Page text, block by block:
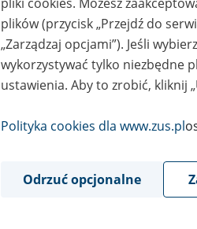
26 2025
Informujemy, że 27 maja
plików (przycisk „Przejdź do
„Zarządzaj opcjami”). Jeśli
wykorzystywać tylko niezbędne
ustawienia. Aby to zrobić, kliknij
Polityka cookies dla www.zus.pl
Odrzuć opcjonalne